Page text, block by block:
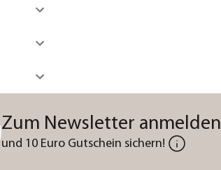
Zum Newsletter anmelden
und 10 Euro Gutschein sichern!